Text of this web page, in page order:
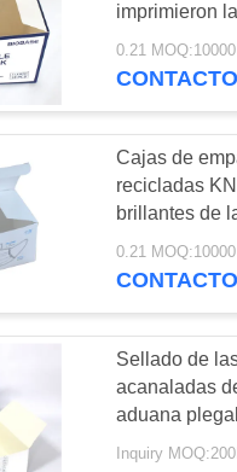
de
de
de la
de
imprimieron
acanalada
0.21 MOQ:10000
CONTACTO
Cajas de
recicladas
brillantes de
laminación
0.21 MOQ:10000
CONTACTO
Sellado de
acanaladas
aduana
reciclable
Inquiry